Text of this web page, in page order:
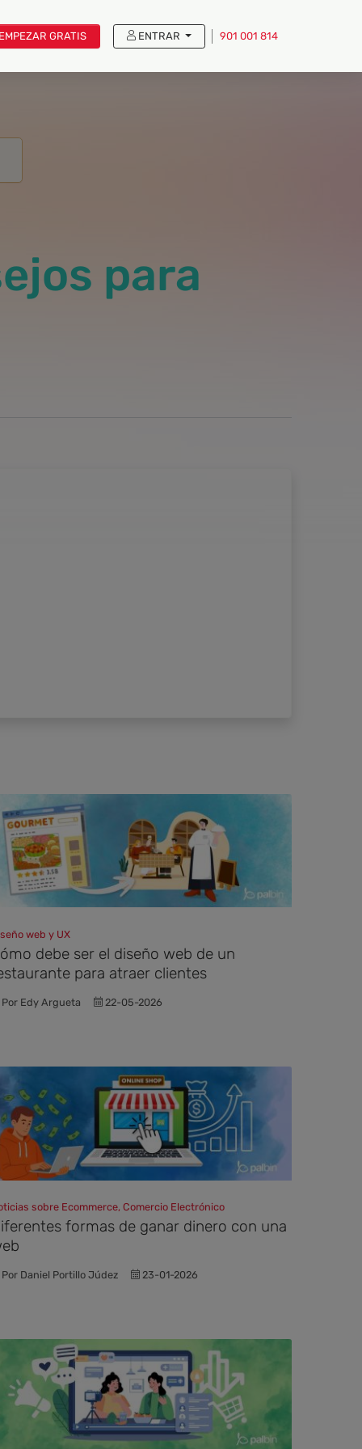
EMPEZAR GRATIS ENTRAR 901 001 814
para
web y UX
debe ser el diseño web de un
para atraer clientes
Por Edy Argueta 22-05-2026
sobre Ecommerce, Comercio Electrónico
formas de ganar dinero con una
Por Daniel Portillo Júdez 23-01-2026